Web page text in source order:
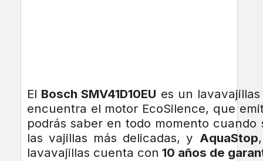
El Bosch SMV41D10EU es un
encuentra el motor EcoSilence, que
podrás saber en todo momento
las vajillas más delicadas, y AquaStop
lavavajillas cuenta con 10 años de